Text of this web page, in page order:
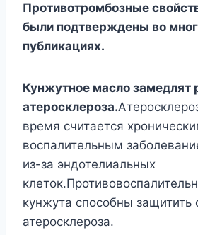
Противотромбозные
были подтверждены во
публикациях.
Кунжутное масло замедлят
атеросклероза.
время считается
воспалительным
из-за эндотелиальных
кунжута способны защитить
атеросклероза.